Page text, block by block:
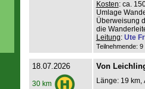
Kosten: ca.
Umlage
Überweisung
die
Leitung: Ute
Teilnehmende:
18.07.2026
30 km
Von
Länge: 19 km,